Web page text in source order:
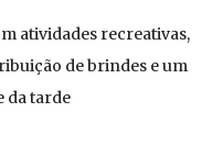
atividades recreativas,
de brindes e um
da tarde